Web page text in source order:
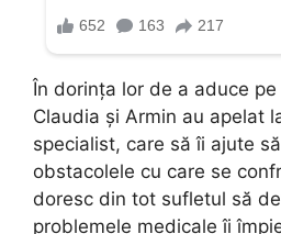
În dorința lor de a aduce
Claudia și Armin au apelat
specialist, care să îi ajute
obstacolele cu care se
doresc din tot sufletul să
problemele medicale îi